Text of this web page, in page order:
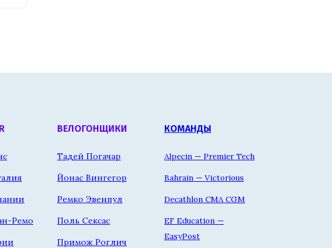
Ремо
ВЕЛОГОНЩИКИ
Тадей Погачар
Йонас Вингегор
Ремко Эвенпул
Поль Сексас
Примож Роглич
КОМАНДЫ
Alpecin — Premier Tech
Bahrain — Victorious
Decathlon CMA CGM
EF Education —
EasyPost